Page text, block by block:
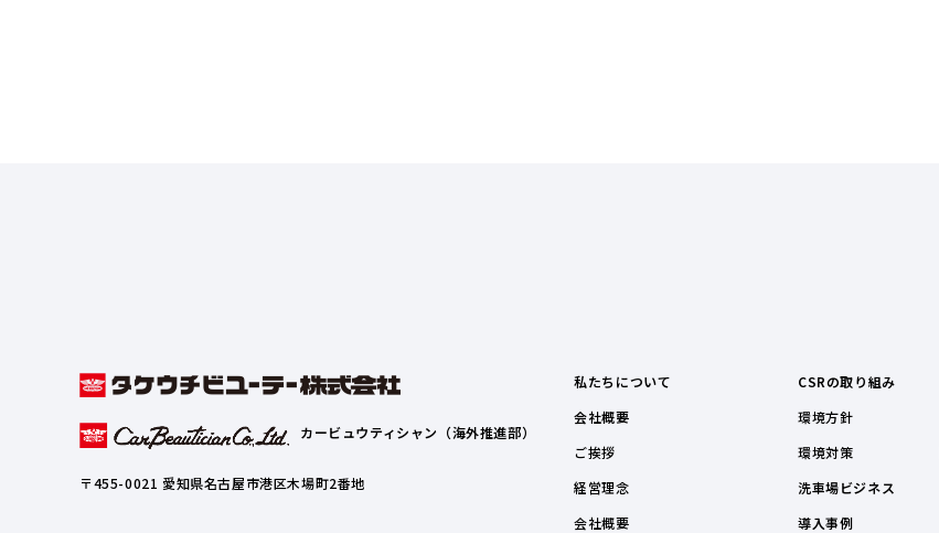
カービュウティシャン（海外推進部）
〒455-0021 愛知県名古屋市港区木場町2番地
私たちについて
会社概要
ご挨拶
経営理念
会社概要
CSRの取り組み
環境方針
環境対策
洗車場ビジネス
導入事例